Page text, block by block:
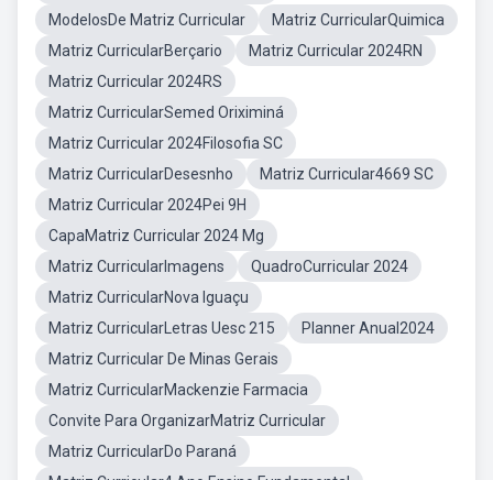
ModelosDe Matriz Curricular
Matriz CurricularQuimica
Matriz CurricularBerçario
Matriz Curricular 2024RN
Matriz Curricular 2024RS
Matriz CurricularSemed Oriximiná
Matriz Curricular 2024Filosofia SC
Matriz CurricularDesesnho
Matriz Curricular4669 SC
Matriz Curricular 2024Pei 9H
CapaMatriz Curricular 2024 Mg
Matriz CurricularImagens
QuadroCurricular 2024
Matriz CurricularNova Iguaçu
Matriz CurricularLetras Uesc 215
Planner Anual2024
Matriz Curricular De Minas Gerais
Matriz CurricularMackenzie Farmacia
Convite Para OrganizarMatriz Curricular
Matriz CurricularDo Paraná